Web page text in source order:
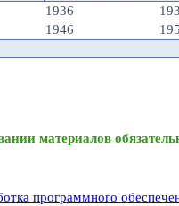
1936
1946
материалов